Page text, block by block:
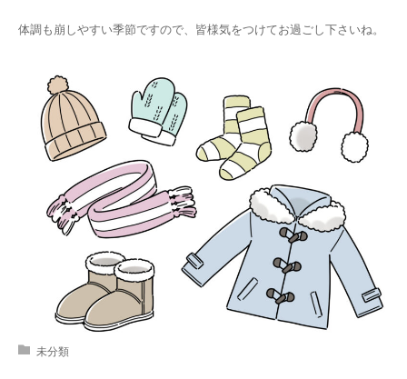
体調も崩しやすい季節ですので、皆様気をつけてお過ごし下さいね。
未分類